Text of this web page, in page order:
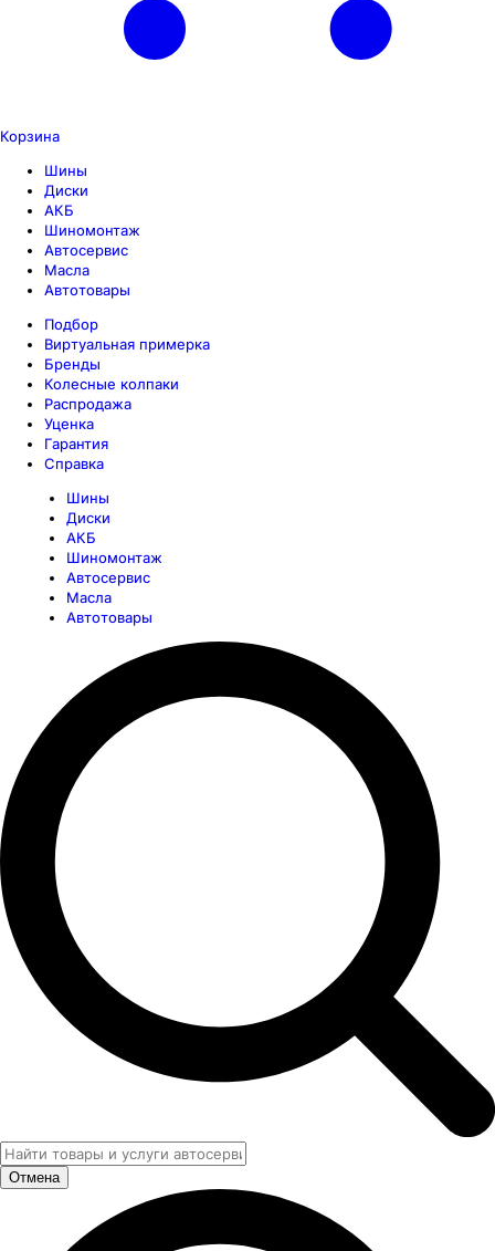
Корзина
Шины
Диски
АКБ
Шиномонтаж
Автосервис
Масла
Автотовары
Подбор
Виртуальная примерка
Бренды
Колесные колпаки
Распродажа
Уценка
Гарантия
Справка
Шины
Диски
АКБ
Шиномонтаж
Автосервис
Масла
Автотовары
Отмена